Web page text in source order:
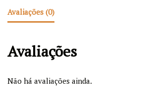
Avaliações (0)
Avaliações
Não há avaliações ainda.